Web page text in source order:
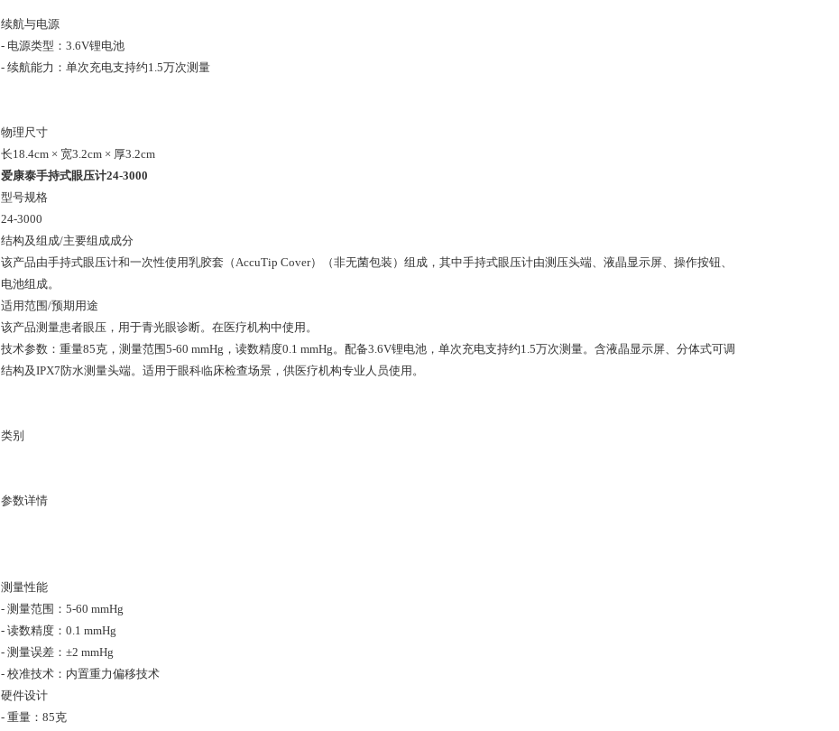
续航与电源
- 电源类型：3.6V锂电池
- 续航能力：单次充电支持约1.5万次测量
物理尺寸
长18.4cm × 宽3.2cm × 厚3.2cm
爱康泰手持式眼压计24-3000
型号规格
24-3000
结构及组成/主要组成成分
该产品由手持式眼压计和一次性使用乳胶套（AccuTip Cover）（非无菌包装）组成，其中手持式眼压计由测压头端、液晶显示屏、操作按钮、
电池组成。
适用范围/预期用途
该产品测量患者眼压，用于青光眼诊断。在医疗机构中使用。
技术参数：重量85克，测量范围5-60 mmHg，读数精度0.1 mmHg。配备3.6V锂电池，单次充电支持约1.5万次测量。含液晶显示屏、分体式可调
结构及IPX7防水测量头端。适用于眼科临床检查场景，供医疗机构专业人员使用。
类别
参数详情
测量性能
- 测量范围：5-60 mmHg
- 读数精度：0.1 mmHg
- 测量误差：±2 mmHg
- 校准技术：内置重力偏移技术
硬件设计
- 重量：85克